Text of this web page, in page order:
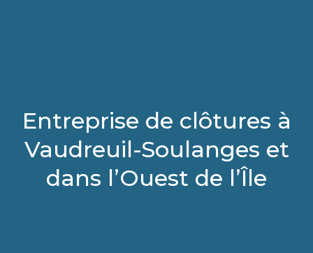
Entreprise de clôtures à
Vaudreuil-Soulanges et
dans l’Ouest de l’Île